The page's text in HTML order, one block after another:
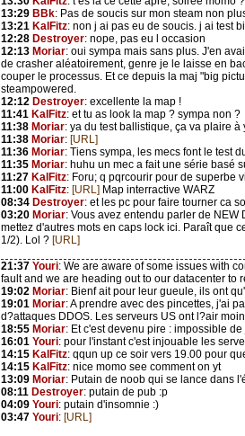
13:29 BBk: Pas de soucis sur mon steam non
13:21 KalFitz: non j ai pas eu de soucis. j ai test
12:28 Destroyer: nope, pas eu l occasion
12:13 Moriar: oui sympa mais sans plus. J'en
de crasher aléatoirement, genre je le laisse en
couper le processus. Et ce depuis la maj "big
steampowered.
12:12 Destroyer: excellente la map !
11:41 KalFitz: et tu as look la map ? sympa non ?
11:38 Moriar: ya du test ballistique, ça va plaire à
11:38 Moriar: [URL]
11:36 Moriar: Tiens sympa, les mecs font le test
11:35 Moriar: huhu un mec a fait une série basé
11:27 KalFitz: Foru; q pqrcourir pour de superbe
11:00 KalFitz: [URL] Map interractive WARZ
08:34 Destroyer: et les pc pour faire tourner ca
03:20 Moriar: Vous avez entendu parler de NEW
mettez d'autres mots en caps lock ici. Paraît que
1/2). Lol ? [URL]
21:37 Youri: We are aware of some issues with
fault and we are heading out to our datacenter to
19:02 Moriar: Bienf ait pour leur gueule, ils ont
19:01 Moriar: A prendre avec des pincettes, j'ai
d?attaques DDOS. Les serveurs US ont l?air
18:55 Moriar: Et c'est devenu pire : impossible
16:01 Youri: pour l'instant c'est injouable les
14:15 KalFitz: qqun up ce soir vers 19.00 pour
14:15 KalFitz: nice momo see comment on yt
13:09 Moriar: Putain de noob qui se lance dans
08:11 Destroyer: putain de pub :p
04:09 Youri: putain d'insomnie :)
03:47 Youri: [URL]